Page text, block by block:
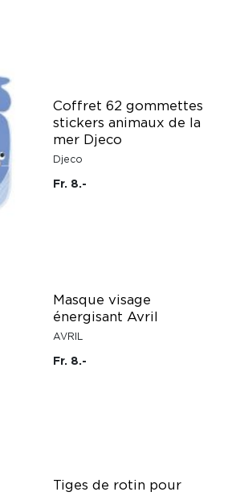
Coffret 62 gommettes
stickers animaux de la
mer Djeco
Djeco
Fr. 8.-
Masque visage
énergisant Avril
AVRIL
Fr. 8.-
Tiges de rotin pour